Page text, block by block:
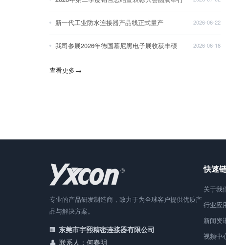
新一代工业防水连接器产品线正式量产 2026-06-22
我司参展2026年德国慕尼黑电子展收获丰硕 2026-06-18
查看更多→
专业的产品研发制造商，致力于为全球客户提供优质产
品与解决方案。
东莞市宇熙精密连接器有限公司
联系人：何春明
快速
关于我
行业应
新闻资
视频中